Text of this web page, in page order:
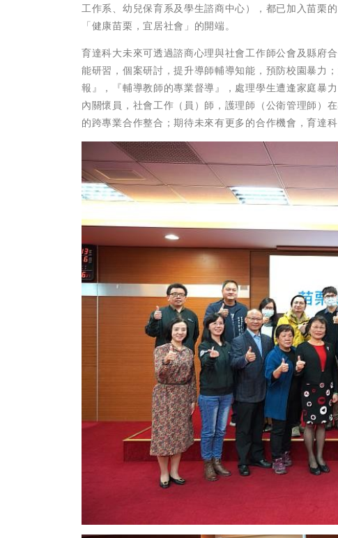
工作系、幼兒保育系及學生諮商中心），都已加入苗栗
「健康苗栗，宜居社會」的開端。
育達科大未來可透過諮商心理與社會工作師公會及縣府
能研習，個案研討，提升導師輔導知能，預防校園暴力
報』，『輔導教師的專業督導』，處理學生遭逢家庭暴
內關懷員，社會工作（員）師，護理師（公衛管理師）
的跨專業合作整合；期待未來有更多的合作機會，育達